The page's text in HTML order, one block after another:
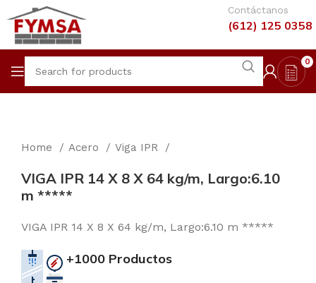
Contáctanos
(612) 125 0358
0
Home Acero Viga IPR
VIGA IPR 14 X 8 X 64 kg/m, Largo:6.10
m *****
VIGA IPR 14 X 8 X 64 kg/m, Largo:6.10 m *****
+1000 Productos